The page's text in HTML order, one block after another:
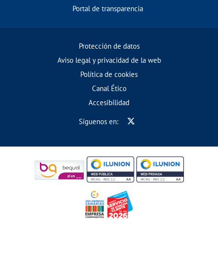
Portal de transparencia
Protección de datos
Aviso legal y privacidad de la web
Política de cookies
Canal Ético
Accesibilidad
Síguenos en: